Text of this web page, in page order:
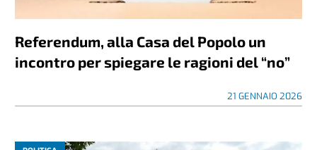
Referendum, alla Casa del Popolo un
incontro per spiegare le ragioni del “no”
21 GENNAIO 2026